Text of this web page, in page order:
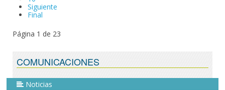
Siguiente
Final
Página 1 de 23
COMUNICACIONES
Noticias